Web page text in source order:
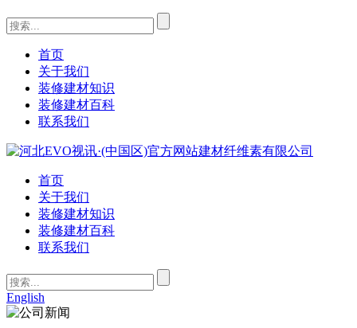
首页
关于我们
装修建材知识
装修建材百科
联系我们
首页
关于我们
装修建材知识
装修建材百科
联系我们
English